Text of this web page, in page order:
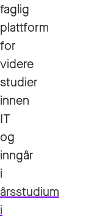
faglig
plattform
for
videre
studier
innen
IT
og
inngår
i
årsstudium
i